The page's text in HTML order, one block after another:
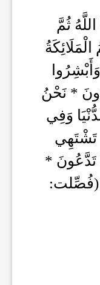
ثُمَّ
* نَحْنُ
وَفِي
تَشْتَهِي
تَدَّعُونَ *
(فُصِّلت: